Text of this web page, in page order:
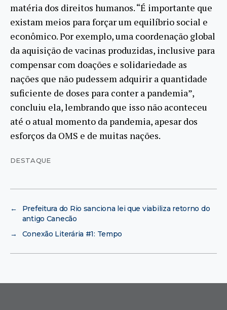
matéria dos direitos humanos. “É importante que
existam meios para forçar um equilíbrio social e
econômico. Por exemplo, uma coordenação global
da aquisição de vacinas produzidas, inclusive para
compensar com doações e solidariedade as
nações que não pudessem adquirir a quantidade
suficiente de doses para conter a pandemia”,
concluiu ela, lembrando que isso não aconteceu
até o atual momento da pandemia, apesar dos
esforços da OMS e de muitas nações.
DESTAQUE
←
Prefeitura do Rio sanciona lei que viabiliza retorno do
antigo Canecão
→
Conexão Literária #1: Tempo